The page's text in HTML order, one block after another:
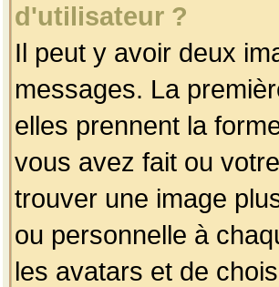
d'utilisateur ?
Il peut y avoir deux
messages. La
elles prennent la
vous avez fait ou
trouver une image
ou personnelle à
les avatars et de